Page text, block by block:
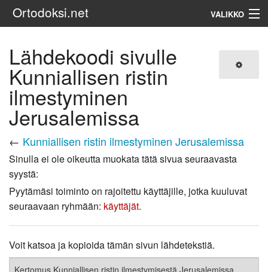
Ortodoksi.net VALIKKO
Haku
Lähdekoodi sivulle
Kunniallisen ristin
ilmestyminen
Jerusalemissa
← Kunniallisen ristin ilmestyminen Jerusalemissa
Sinulla ei ole oikeutta muokata tätä sivua seuraavasta
syystä:
Pyytämäsi toiminto on rajoitettu käyttäjille, jotka kuuluvat
seuraavaan ryhmään: käyttäjät.
Voit katsoa ja kopioida tämän sivun lähdetekstiä.